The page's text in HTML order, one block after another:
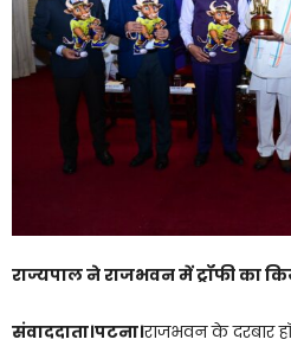
राज्यपाल ने राजभवन में ट्रॉफी का
संवाददाता।पटना।राजभवन के दरबार